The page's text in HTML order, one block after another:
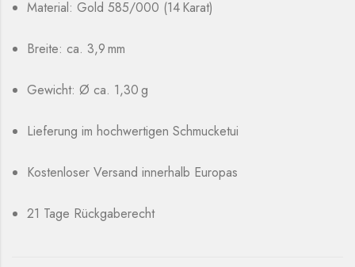
Material: Gold 585/000 (14 Karat)
Breite: ca. 3,9 mm
Gewicht: Ø ca. 1,30 g
Lieferung im hochwertigen Schmucketui
Kostenloser Versand innerhalb Europas
21 Tage Rückgaberecht